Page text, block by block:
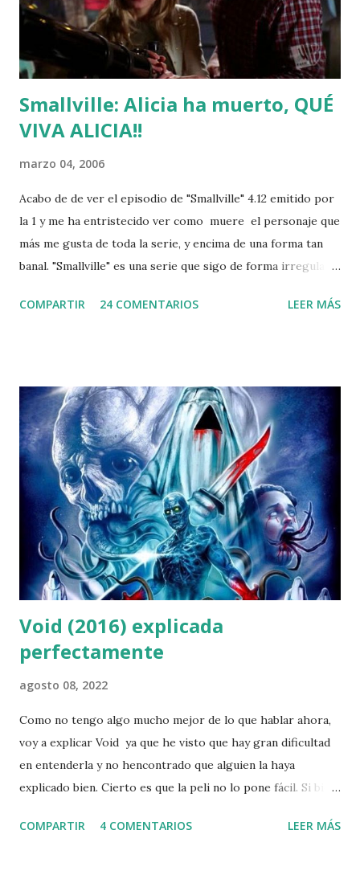
Smallville: Alicia ha muerto, QUÉ
VIVA ALICIA!!
marzo 04, 2006
Acabo de de ver el episodio de "Smallville" 4.12 emitido por
la 1 y me ha entristecido ver como muere el personaje que
más me gusta de toda la serie, y encima de una forma tan
banal. "Smallville" es una serie que sigo de forma irregular
de esa forma porque la serie tiene tantas cosas que me
que no me chirría o sulfura los "cambios" o las nuevas ideas
que se dan sobre la adolescencia de Superman . Las cosas
que no me gustan son la incoherencia de la serie tanto
entre episodios como dentro de un mismo episodio. No
puede ser que nadie sea capaz de descubrir a Clark ya que
guarda fatal su secreto, que el gobierno de EE.UU. no
intervenga y limpie Smallville ante la cantidad de tipos con
poderes que se dan por allí (algo así...
COMPARTIR 24 COMENTARIOS LEER MÁS
Void (2016) explicada
perfectamente
agosto 08, 2022
Como no tengo algo mucho mejor de lo que hablar ahora,
voy a explicar Void ya que he visto que hay gran dificultad
en entenderla y no hencontrado que alguien la haya
explicado bien. Cierto es que la peli no lo pone fácil. Si bien
ya que su ambición extendió cheques que su capacidad y
COMPARTIR 4 COMENTARIOS LEER MÁS